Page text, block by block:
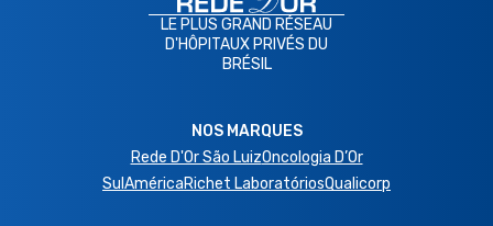
LE PLUS GRAND RÉSEAU
D'HÔPITAUX PRIVÉS DU
BRÉSIL
NOS MARQUES
Rede D'Or São LuizOncologia D’Or
SulAméricaRichet LaboratóriosQualicorp